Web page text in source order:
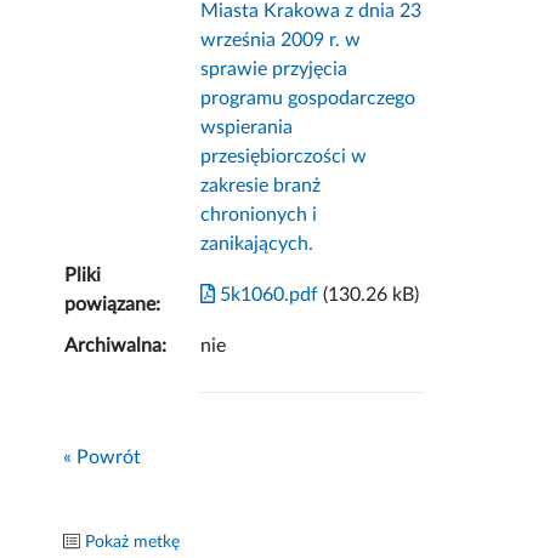
Miasta Krakowa z dnia 23
września 2009 r. w
sprawie przyjęcia
programu gospodarczego
wspierania
przesiębiorczości w
zakresie branż
chronionych i
zanikających.
Pliki
powiązane:
5k1060.pdf (130.26 kB)
Archiwalna: nie
« Powrót
Pokaż metkę